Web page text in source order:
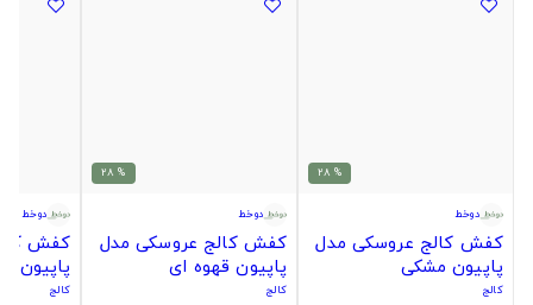
% 28
دوخط
کفش کالج عروسکی مدل
پاپیون مشکی
کالج
% 28
دوخط
کفش کالج عروسکی مدل
پاپیون قهوه ای
کالج
دوخط
کفش
پاپیون
کالج